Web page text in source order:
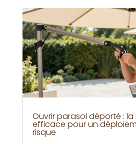
Ouvrir parasol déporté :
efficace pour un
risque